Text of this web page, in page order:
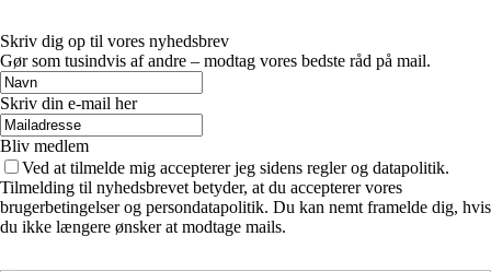
Skriv dig op til vores nyhedsbrev
Gør som tusindvis af andre – modtag vores bedste råd på mail.
Skriv din e-mail her
Bliv medlem
Ved at tilmelde mig accepterer jeg sidens regler og datapolitik.
Tilmelding til nyhedsbrevet betyder, at du accepterer vores
brugerbetingelser og persondatapolitik. Du kan nemt framelde dig, hvis
du ikke længere ønsker at modtage mails.